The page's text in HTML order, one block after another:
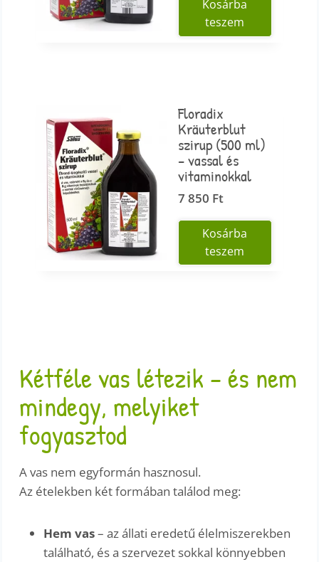
Kosárba
teszem
Floradix
Kräuterblut
szirup (500 ml)
– vassal és
vitaminokkal
7 850 Ft
Kosárba
teszem
Kétféle vas létezik – és nem
mindegy, melyiket
fogyasztod
A vas nem egyformán hasznosul.
Az ételekben két formában találod meg:
Hem vas– az állati eredetű élelmiszerekben
található, és a szervezet sokkal könnyebben